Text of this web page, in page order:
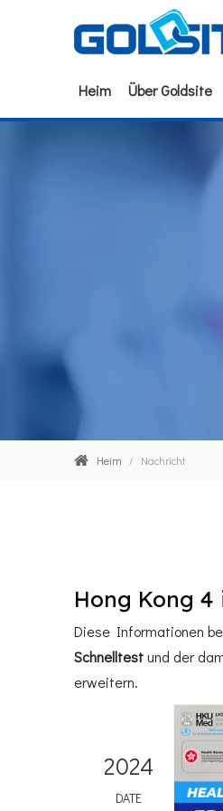
Heim Über Goldsite
Heim / Nachricht
Hong Kong 4
Diese Informationen
Schnelltestund der
erweitern.
2024
DATE